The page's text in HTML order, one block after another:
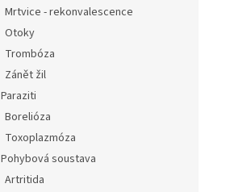
Mrtvice - rekonvalescence
Otoky
Trombóza
Zánět žil
Paraziti
Borelióza
Toxoplazmóza
Pohybová soustava
Artritida